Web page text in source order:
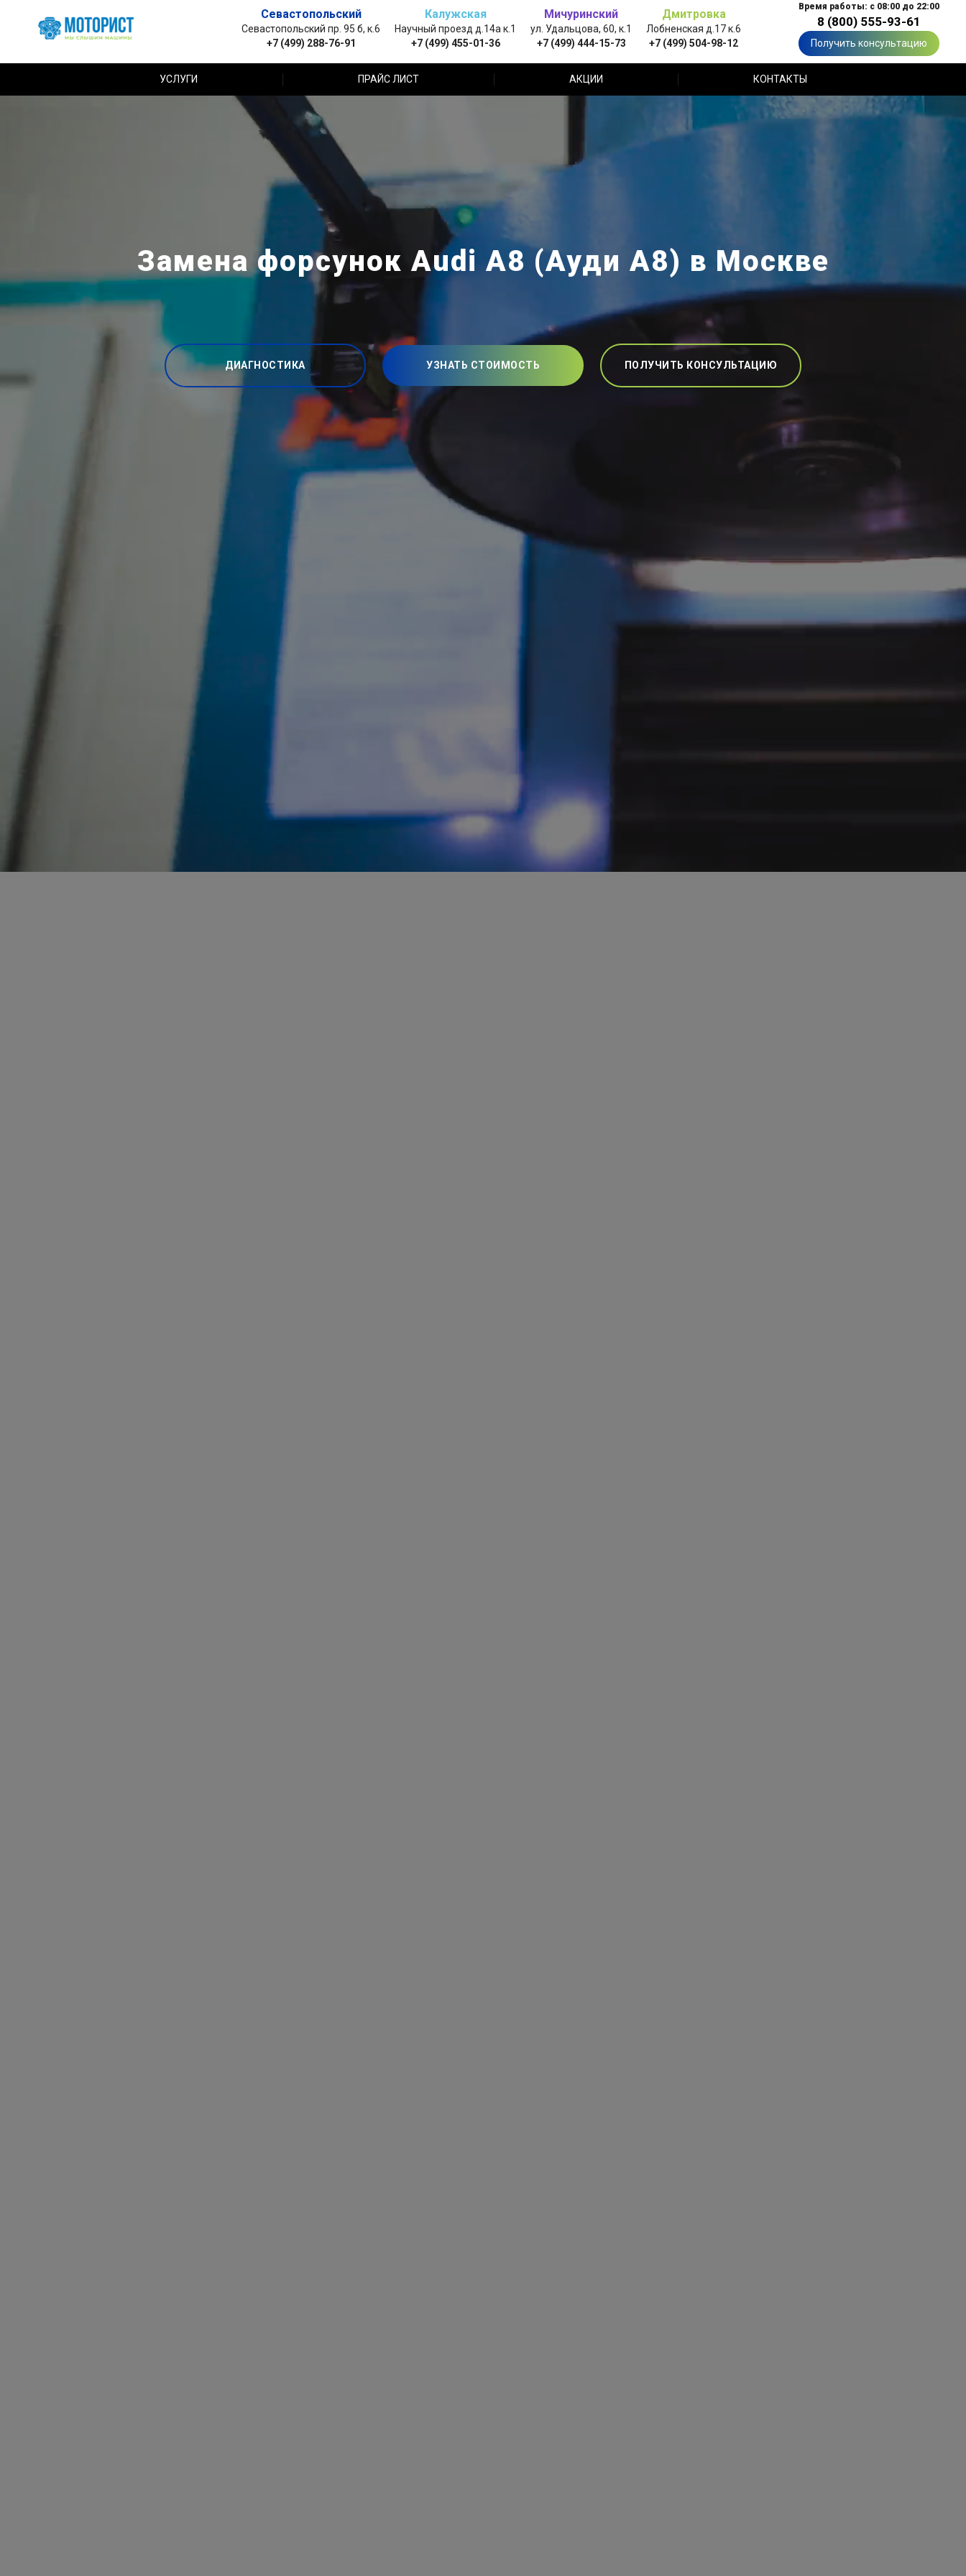
Севастопольский
Севастопольский пр. 95 б, к.6
+7 (499) 288-76-91
Калужская
Научный проезд д.14а к.1
+7 (499) 455-01-36
Мичуринский
ул. Удальцова, 60, к.1
+7 (499) 444-15-73
Дмитровка
Лобненская д.17 к.6
+7 (499) 504-98-12
Время работы: с 08:00 до 22:00
8 (800) 555-93-61
Получить консультацию
УСЛУГИ ПРАЙС ЛИСТ АКЦИИ КОНТАКТЫ
Замена форсунок Audi A8 (Ауди А8) в Москве
ДИАГНОСТИКА УЗНАТЬ СТОИМОСТЬ ПОЛУЧИТЬ КОНСУЛЬТАЦИЮ